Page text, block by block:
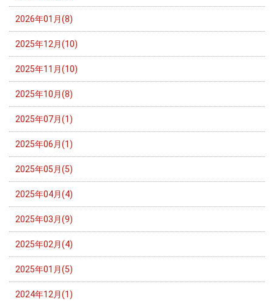
2026年01月(8)
2025年12月(10)
2025年11月(10)
2025年10月(8)
2025年07月(1)
2025年06月(1)
2025年05月(5)
2025年04月(4)
2025年03月(9)
2025年02月(4)
2025年01月(5)
2024年12月(1)